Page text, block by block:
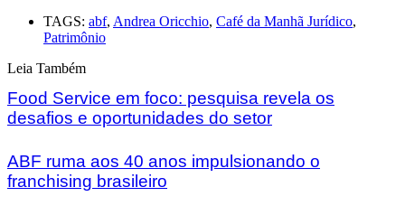
TAGS: abf, Andrea Oricchio, Café da Manhã Jurídico,
Patrimônio
Leia Também
Food Service em foco: pesquisa revela os
desafios e oportunidades do setor
ABF ruma aos 40 anos impulsionando o
franchising brasileiro